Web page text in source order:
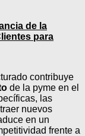
de la
para
contribuye
de la pyme en el
las
nuevos
en un
frente a